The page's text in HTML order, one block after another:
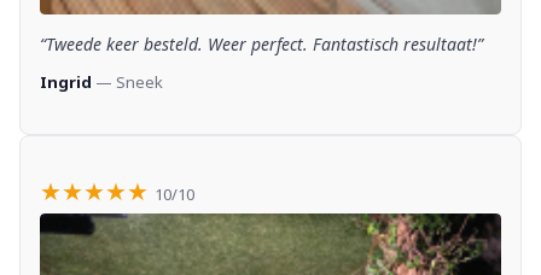
“Tweede keer besteld. Weer perfect. Fantastisch resultaat!”
Ingrid — Sneek
★★★★★ 10/10